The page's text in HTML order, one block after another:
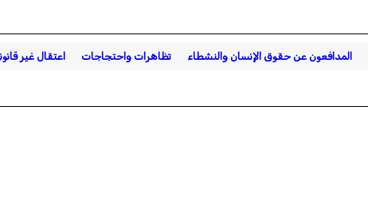
المدافعون عن حقوق الإنسان والنشطاء تظاهرات واحتجاجات اعتقال غير